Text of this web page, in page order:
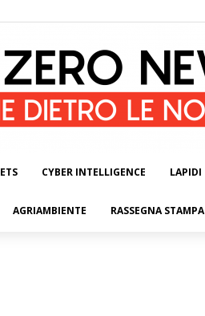
CYBER INTELLIGENCE LAPIDI
AGRIAMBIENTE RASSEGNA STAMPA